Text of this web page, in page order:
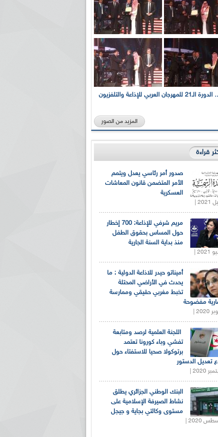
بالصور... الدورة الـ21 للمهرجان العربي للإذاعة والتلفزيون
المزيد من الصور
قراءة
صدور أمر رئاسي يعدل ويتمم
الأمر المتضمن قانون المعاشات
العسكرية
مريم شرفي للإذاعة: 700 إخطار
حول المساس بحقوق الطفل
منذ بداية السنة الجارية
أميناتو حيدر للاذاعة الدولية : ما
يحدث في الأراضي المحتلة
تخبط مغربي حقيقي وممارسة
مفضوحة
اللجنة العلمية لرصد ومتابعة
تفشي وباء كورونا تعتمد
برتوكولا صحيا للاستفتاء حول
تعديل الدستور
البنك الوطني الجزائري يطلق
نشاط الصيرفة الإسلامية على
مستوى وكالتي بجاية و جيجل